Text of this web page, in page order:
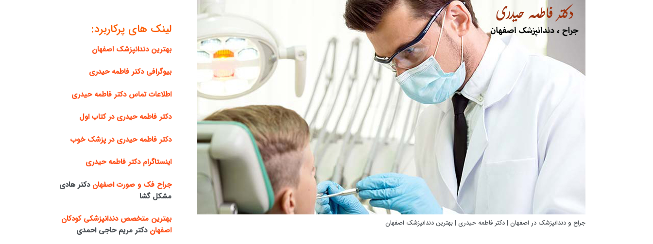
جراح و دندانپزشک در اصفهان | دکتر فاطمه حیدری | بهترین دندانپزشک اصفهان
لینک های پرکاربرد:
بهترین دندانپزشک اصفهان
بیوگرافی دکتر فاطمه حیدری
اطلاعات تماس دکتر فاطمه حیدری
دکتر فاطمه حیدری در کتاب اول
دکتر فاطمه حیدری در پزشک خوب
اینستاگرام دکتر فاطمه حیدری
جراح فک و صورت اصفهان دکتر هادی
مشکل گشا
بهترین متخصص دندانپزشکی کودکان
اصفهان دکتر مریم حاجی احمدی